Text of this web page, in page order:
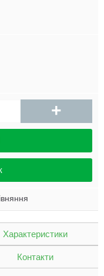
+
Характеристики
Контакти